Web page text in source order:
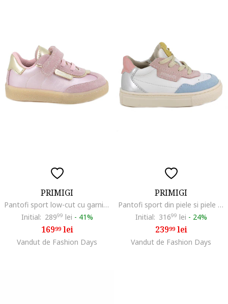
PRIMIGI
Pantofi sport low-cut cu garnituri din piele intoarsa, Auriu/Roz pastel/Roz pal
Initial: 28999 lei - 41%
16999lei
Vandut de Fashion Days
PRIMIGI
Pantofi sport din piele si piele intoarsa cu segment cu perforatii, Alb/Roz prafuit/Albastru/Argintiu
Initial: 31699 lei - 24%
23999lei
Vandut de Fashion Days